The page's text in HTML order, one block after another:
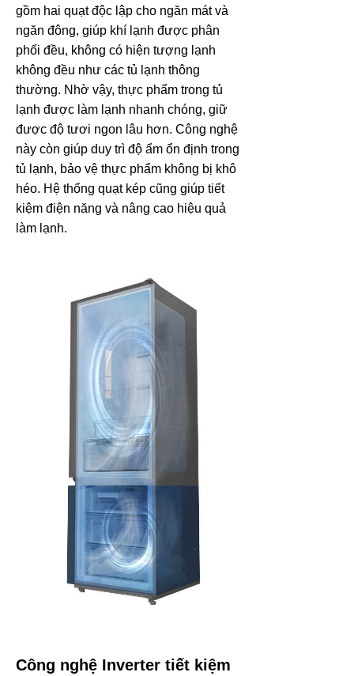
gồm hai quạt độc lập cho ngăn mát và
ngăn đông, giúp khí lạnh được phân
phối đều, không có hiện tượng lạnh
không đều như các tủ lạnh thông
thường. Nhờ vậy, thực phẩm trong tủ
lạnh được làm lạnh nhanh chóng, giữ
được độ tươi ngon lâu hơn. Công nghệ
này còn giúp duy trì độ ẩm ổn định trong
tủ lạnh, bảo vệ thực phẩm không bị khô
héo. Hệ thống quạt kép cũng giúp tiết
kiệm điện năng và nâng cao hiệu quả
làm lạnh.
Công nghệ Inverter tiết kiệm